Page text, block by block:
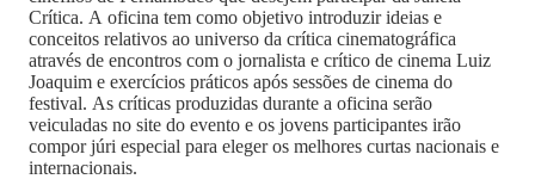
Crítica. A oficina tem como objetivo introduzir ideias e
conceitos relativos ao universo da crítica cinematográfica
através de encontros com o jornalista e crítico de cinema Luiz
Joaquim e exercícios práticos após sessões de cinema do
festival. As críticas produzidas durante a oficina serão
veiculadas no site do evento e os jovens participantes irão
compor júri especial para eleger os melhores curtas nacionais e
internacionais.